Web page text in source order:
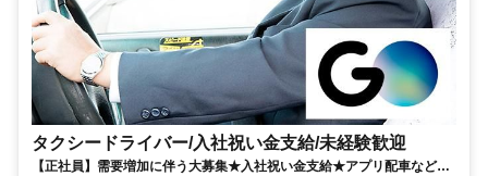
タクシードライバー/入社祝い金支給/未経験歓迎
【正社員】需要増加に伴う大募集★入社祝い金支給★アプリ配車など充